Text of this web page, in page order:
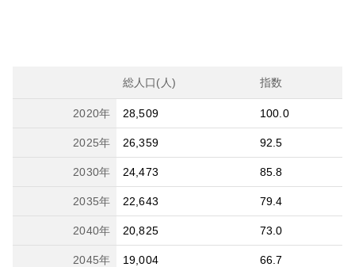
総人口(人) 指数
2020年 28,509 100.0
2025年 26,359 92.5
2030年 24,473 85.8
2035年 22,643 79.4
2040年 20,825 73.0
2045年 19,004 66.7